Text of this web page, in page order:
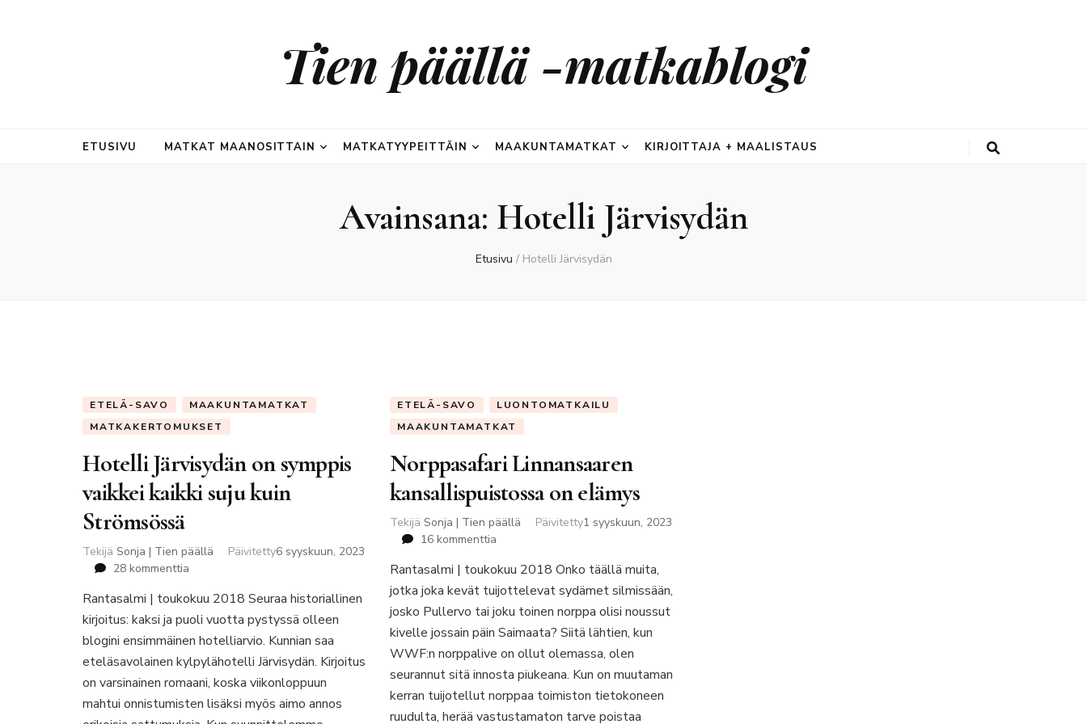
Tien päällä -matkablogi
ETUSIVU MATKAT MAANOSITTAIN MATKATYYPEITTÄIN MAAKUNTAMATKAT KIRJOITTAJA + MAALISTAUS
Avainsana: Hotelli Järvisydän
Etusivu / Hotelli Järvisydän
ETELÄ-SAVO
MAAKUNTAMATKAT
MATKAKERTOMUKSET
Hotelli Järvisydän on symppis
vaikkei kaikki suju kuin
Strömsössä
Tekijä Sonja | Tien päällä Päivitetty6 syyskuun, 2023
28 kommenttia
Järvisydän
on
symppis
kaikki
suju
kuin
Strömsössä
Rantasalmi | toukokuu 2018 Seuraa historiallinen
kirjoitus: kaksi ja puoli vuotta pystyssä olleen
blogini ensimmäinen hotelliarvio. Kunnian saa
eteläsavolainen kylpylähotelli Järvisydän. Kirjoitus
on varsinainen romaani, koska viikonloppuun
mahtui onnistumisten lisäksi myös aimo annos
ETELÄ-SAVO
LUONTOMATKAILU
MAAKUNTAMATKAT
Norppasafari Linnansaaren
kansallispuistossa on elämys
Tekijä Sonja | Tien päällä Päivitetty1 syyskuun, 2023
16 kommenttiaartikkeliin
Linnansaaren
kansallispuistossa
on
Rantasalmi | toukokuu 2018 Onko täällä muita,
jotka joka kevät tuijottelevat sydämet silmissään,
josko Pullervo tai joku toinen norppa olisi noussut
kivelle jossain päin Saimaata? Siitä lähtien, kun
WWF:n norppalive on ollut olemassa, olen
seurannut sitä innosta piukeana. Kun on muutaman
kerran tuijotellut norppaa toimiston tietokoneen
ruudulta, herää vastustamaton tarve poistaa